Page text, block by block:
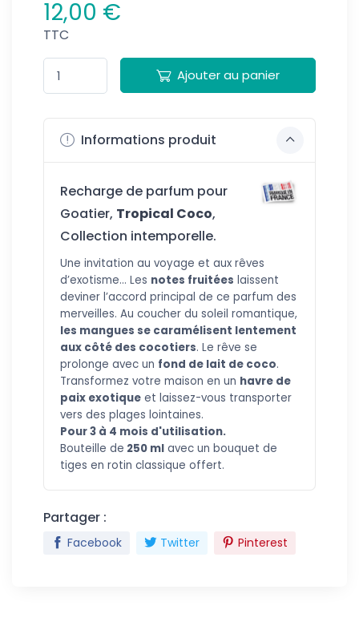
12,00 €
TTC
Ajouter au panier
Informations produit
Recharge de parfum pour
Goatier, Tropical Coco,
Collection intemporelle.
Une invitation au voyage et aux rêves
d’exotisme... Les notes fruitées laissent
deviner l’accord principal de ce parfum des
merveilles. Au coucher du soleil romantique,
les mangues se caramélisent lentement
aux côté des cocotiers. Le rêve se
prolonge avec un fond de lait de coco.
Transformez votre maison en un havre de
paix exotique et laissez-vous transporter
vers des plages lointaines.
Pour 3 à 4 mois d'utilisation.
Bouteille de 250 ml avec un bouquet de
tiges en rotin classique offert.
Partager :
Facebook Twitter Pinterest